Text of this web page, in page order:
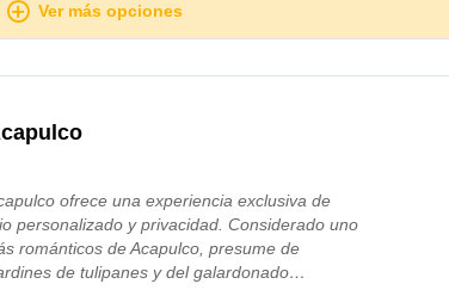
Ver más opciones
ofrece una experiencia exclusiva de
personalizado y privacidad. Considerado uno
románticos de Acapulco, presume de
de tulipanes y del galardonado…